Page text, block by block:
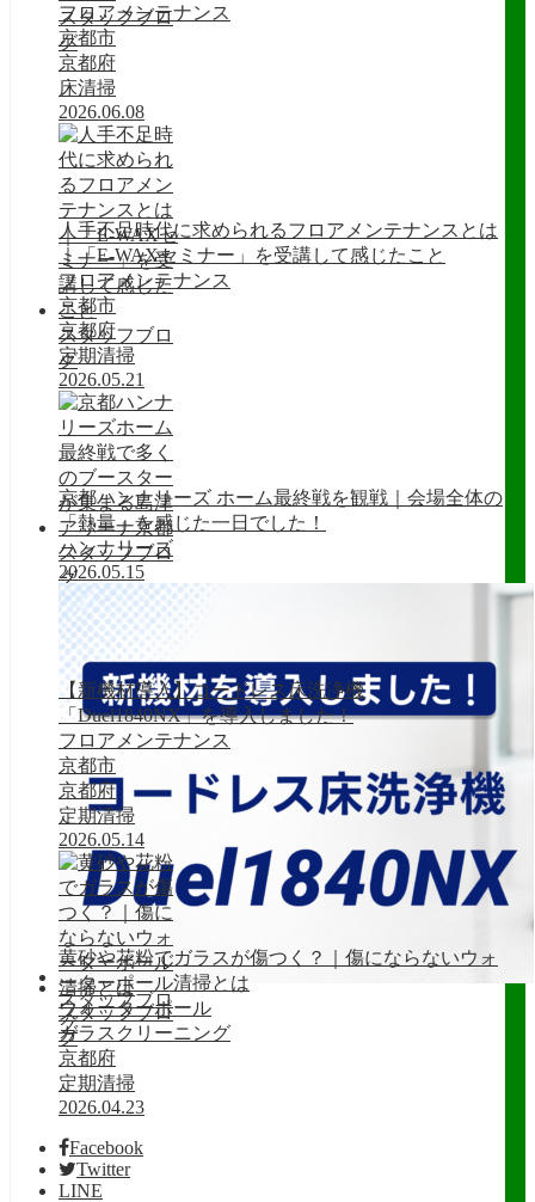
スタッフブロ
グ
フロアメンテナンス
京都市
京都府
床清掃
2026.06.08
スタッフブロ
グ
人手不足時代に求められるフロアメンテナンスとは
｜「E-WAXセミナー」を受講して感じたこと
フロアメンテナンス
京都市
京都府
定期清掃
2026.05.21
スタッフブロ
グ
京都ハンナリーズ ホーム最終戦を観戦｜会場全体の
「熱量」を感じた一日でした！
ハンナリーズ
2026.05.15
スタッフブロ
グ
【新機材導入】コードレス床洗浄機
「Duel1840NX」を導入しました！
フロアメンテナンス
京都市
京都府
定期清掃
2026.05.14
スタッフブロ
グ
黄砂や花粉でガラスが傷つく？｜傷にならないウォ
ーターポール清掃とは
ウォーターポール
ガラスクリーニング
京都府
定期清掃
2026.04.23
Facebook
Twitter
LINE